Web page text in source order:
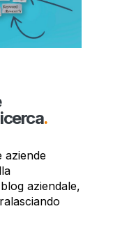
.
aziende
aziendale,